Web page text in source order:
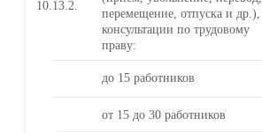
10.13.2.
перемещение, отпуска и др.),
консультации по трудовому
праву:
до 15 работников
от 15 до 30 работников